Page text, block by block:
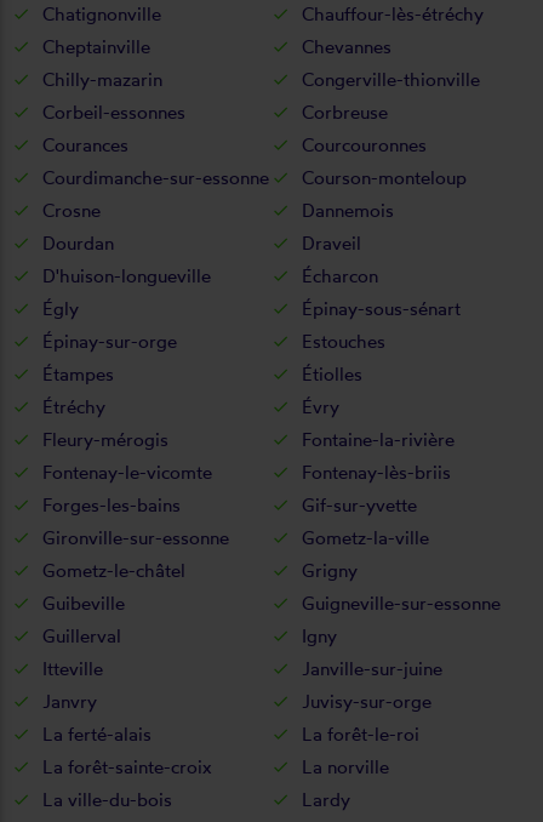
Chatignonville
Chauffour-lès-étréchy
Cheptainville
Chevannes
Chilly-mazarin
Congerville-thionville
Corbeil-essonnes
Corbreuse
Courances
Courcouronnes
Courdimanche-sur-essonne
Courson-monteloup
Crosne
Dannemois
Dourdan
Draveil
D'huison-longueville
Écharcon
Égly
Épinay-sous-sénart
Épinay-sur-orge
Estouches
Étampes
Étiolles
Étréchy
Évry
Fleury-mérogis
Fontaine-la-rivière
Fontenay-le-vicomte
Fontenay-lès-briis
Forges-les-bains
Gif-sur-yvette
Gironville-sur-essonne
Gometz-la-ville
Gometz-le-châtel
Grigny
Guibeville
Guigneville-sur-essonne
Guillerval
Igny
Itteville
Janville-sur-juine
Janvry
Juvisy-sur-orge
La ferté-alais
La forêt-le-roi
La forêt-sainte-croix
La norville
La ville-du-bois
Lardy